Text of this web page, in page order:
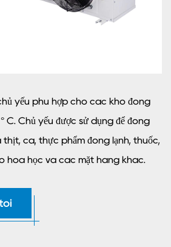
yếu phù hợp cho các kho đóng
C. Chủ yếu được sử dụng để đông
thịt, cá, thực phẩm đông lạnh, thuốc,
hóa học và các mặt hàng khác.